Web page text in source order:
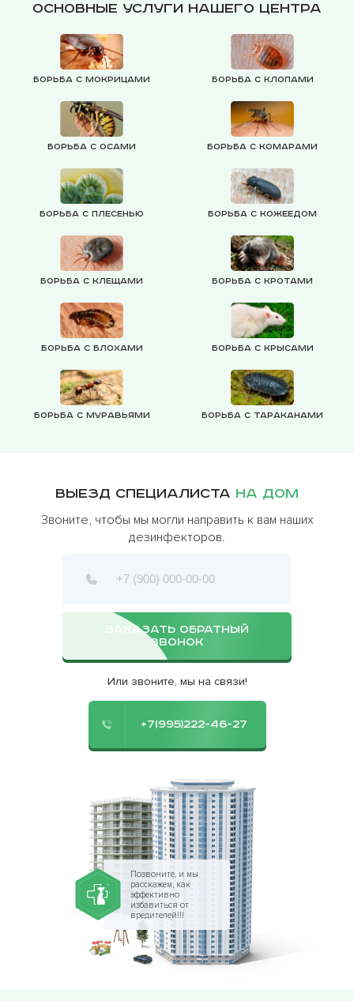
Основные услуги нашего центра
Борьба с мокрицами Борьба с клопами
Борьба с осами Борьба с комарами
Борьба с плесенью Борьба с кожеедом
Борьба с клещами Борьба с кротами
Борьба с блохами Борьба с крысами
Борьба с муравьями Борьба с тараканами
Выезд специалиста на дом
Звоните, чтобы мы могли направить к вам наших
дезинфекторов.
ЗАКАЗАТЬ ОБРАТНЫЙ
ЗВОНОК
Или звоните, мы на связи!
+7(995)222-46-27
Позвоните, и мы
расскажем, как
эффективно
избавиться от
вредителей!!!